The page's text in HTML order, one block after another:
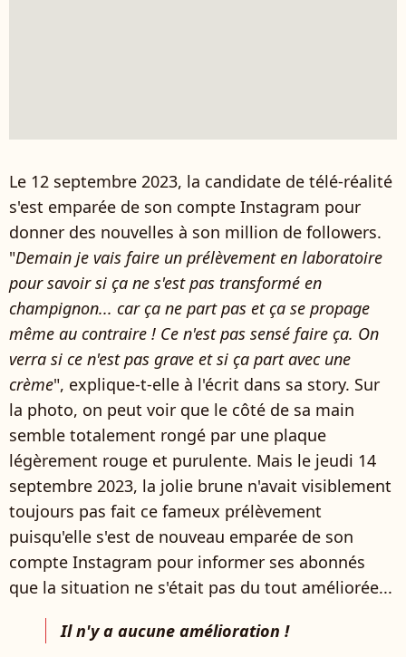
Le 12 septembre 2023, la candidate de télé-réalité
s'est emparée de son compte Instagram pour
donner des nouvelles à son million de followers.
"Demain je vais faire un prélèvement en laboratoire
pour savoir si ça ne s'est pas transformé en
champignon... car ça ne part pas et ça se propage
même au contraire ! Ce n'est pas sensé faire ça. On
verra si ce n'est pas grave et si ça part avec une
crème", explique-t-elle à l'écrit dans sa story. Sur
la photo, on peut voir que le côté de sa main
semble totalement rongé par une plaque
légèrement rouge et purulente. Mais le jeudi 14
septembre 2023, la jolie brune n'avait visiblement
toujours pas fait ce fameux prélèvement
puisqu'elle s'est de nouveau emparée de son
compte Instagram pour informer ses abonnés
que la situation ne s'était pas du tout améliorée...
Il n'y a aucune amélioration !